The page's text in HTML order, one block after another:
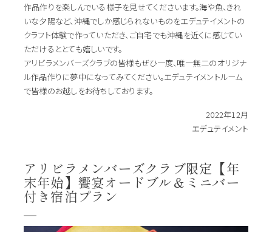
作品作りを楽しんでいる様子を見せてくださいます。海や魚、きれ
いな夕陽など、沖縄でしか感じられないものをエデュテイメントの
クラフト体験で作っていただき、ご自宅でも沖縄を近くに感じてい
ただけるととても嬉しいです。
アリビラメンバーズクラブの皆様もぜひ一度、唯一無二のオリジナ
ル作品作りに夢中になってみてください。エデュテイメントルーム
で皆様のお越しをお待ちしております。
2022年12月
エデュテイメント
アリビラメンバーズクラブ限定【年
末年始】饗宴オードブル＆ミニバー
付き宿泊プラン